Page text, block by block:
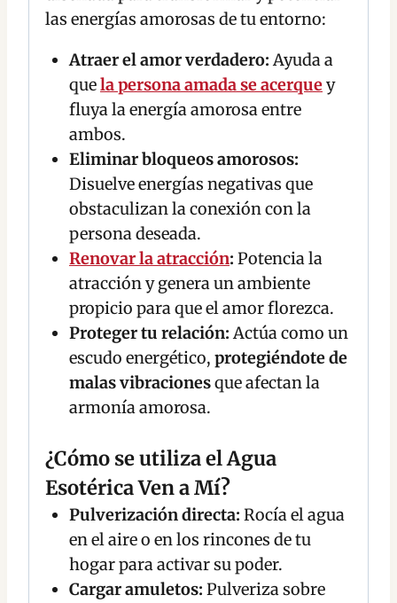
las energías amorosas de tu entorno:
Atraer el amor verdadero:Ayuda a
quela persona amada se acerquey
fluya la energía amorosa entre
ambos.
Eliminar bloqueos amorosos:
Disuelve energías negativas que
obstaculizan la conexión con la
persona deseada.
Renovar la atracción: Potencia la
atracción y genera un ambiente
propicio para que el amor florezca.
Proteger tu relación:Actúa como un
escudo energético, protegiéndote de
malas vibracionesque afectan la
armonía amorosa.
¿Cómo se utiliza el Agua
Esotérica Ven a Mí?
Pulverización directa: Rocía el agua
en el aire o en los rincones de tu
hogar para activar su poder.
Cargar amuletos: Pulveriza sobre